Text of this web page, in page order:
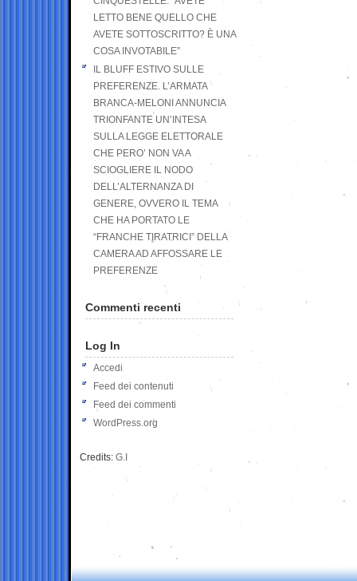
LETTO BENE QUELLO CHE
AVETE SOTTOSCRITTO? È UNA
COSA INVOTABILE”
IL BLUFF ESTIVO SULLE
PREFERENZE. L’ARMATA
BRANCA-MELONI ANNUNCIA
TRIONFANTE UN’INTESA
SULLA LEGGE ELETTORALE
CHE PERO’ NON VA A
SCIOGLIERE IL NODO
DELL’ALTERNANZA DI
GENERE, OVVERO IL TEMA
CHE HA PORTATO LE
“FRANCHE TIRATRICI” DELLA
CAMERA AD AFFOSSARE LE
PREFERENZE
Commenti recenti
Log In
Accedi
Feed dei contenuti
Feed dei commenti
WordPress.org
Credits: G.I